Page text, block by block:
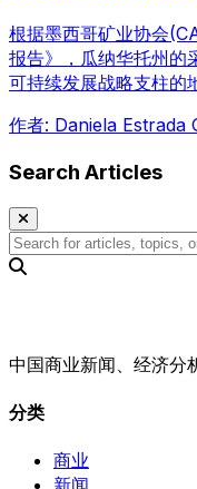
根据墨西哥矿业协会
报告》，瓜纳华托州的
可持续发展战略支柱的
矿产的供应，助力清洁
作者: Daniela Estrada
Search Articles
中国商业新闻、经济分
分类
商业